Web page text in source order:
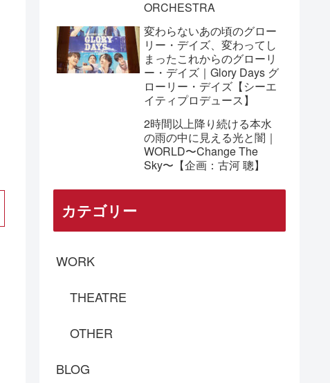
ORCHESTRA
変わらないあの頃のグロー
リー・デイズ、変わってし
まったこれからのグローリ
ー・デイズ｜Glory Days グ
ローリー・デイズ【シーエ
イティプロデュース】
2時間以上降り続ける本水
の雨の中に見える光と闇｜
WORLD〜Change The
Sky〜【企画：古河 聰】
カテゴリー
WORK
THEATRE
OTHER
BLOG